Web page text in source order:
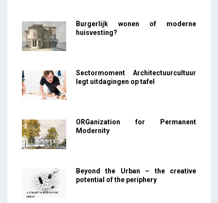
Burgerlijk wonen of moderne
huisvesting?
Sectormoment Architectuurcultuur
legt uitdagingen op tafel
ORGanization for Permanent
Modernity
Beyond the Urban – the creative
potential of the periphery